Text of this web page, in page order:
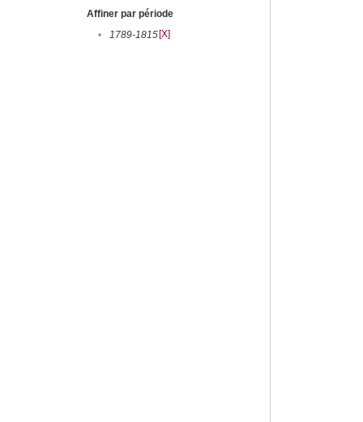
Affiner par période
•
1789-1815[X]